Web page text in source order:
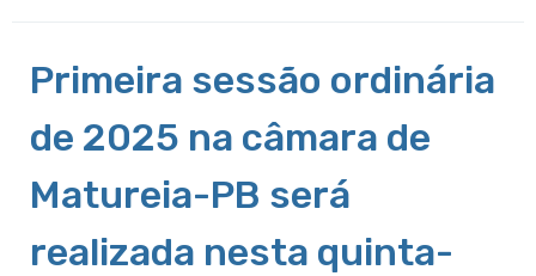
Primeira sessão ordinária
de 2025 na câmara de
Matureia-PB será
realizada nesta quinta-